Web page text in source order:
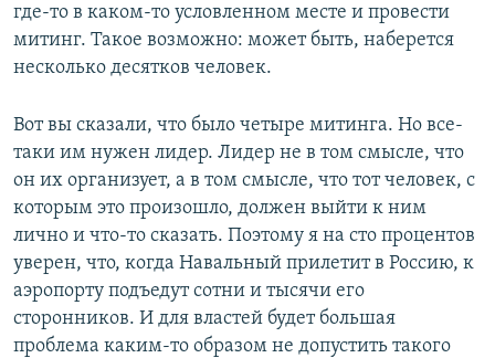
где-то в каком-то условленном месте и провести
митинг. Такое возможно: может быть, наберется
несколько десятков человек.
Вот вы сказали, что было четыре митинга. Но все-
таки им нужен лидер. Лидер не в том смысле, что
он их организует, а в том смысле, что тот человек, с
которым это произошло, должен выйти к ним
лично и что-то сказать. Поэтому я на сто процентов
уверен, что, когда Навальный прилетит в Россию, к
аэропорту подъедут сотни и тысячи его
сторонников. И для властей будет большая
проблема каким-то образом не допустить такого